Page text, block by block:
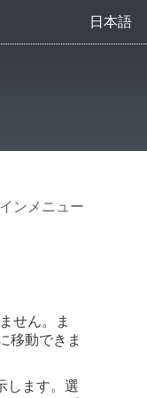
日本語
ンメニュー
せん。ま
移動できま
します。選